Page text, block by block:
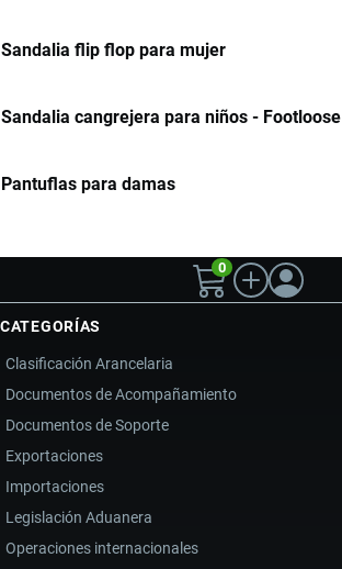
Sandalia flip flop para mujer
Sandalia cangrejera para niños - Footloose
Pantuflas para damas
0
CATEGORÍAS
Clasificación Arancelaria
Documentos de Acompañamiento
Documentos de Soporte
Exportaciones
Importaciones
Legislación Aduanera
Operaciones internacionales